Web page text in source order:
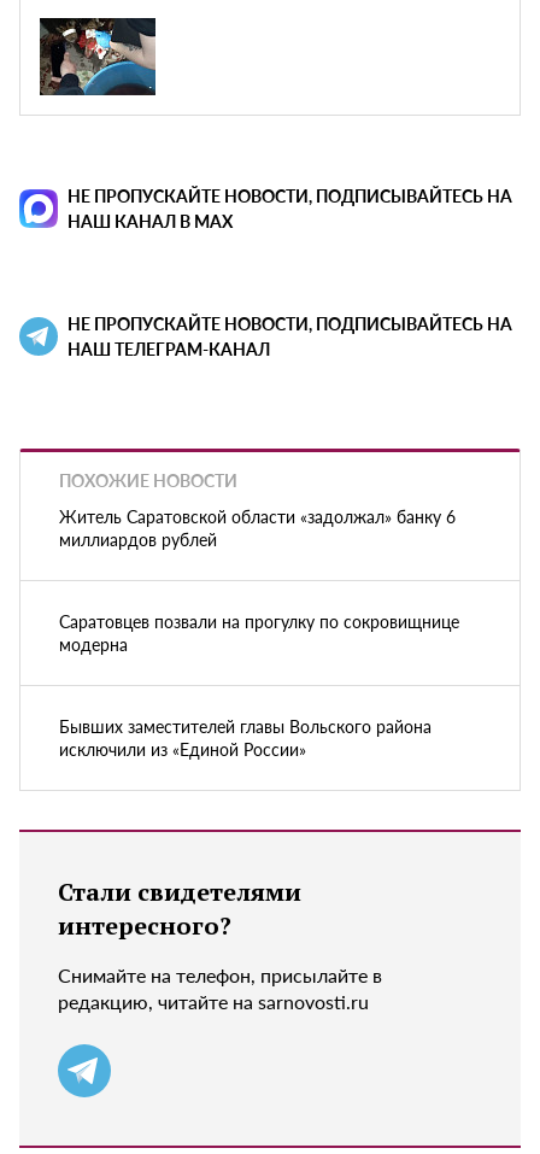
НЕ ПРОПУСКАЙТЕ НОВОСТИ, ПОДПИСЫВАЙТЕСЬ НА
НАШ КАНАЛ В MAX
НЕ ПРОПУСКАЙТЕ НОВОСТИ, ПОДПИСЫВАЙТЕСЬ НА
НАШ ТЕЛЕГРАМ-КАНАЛ
ПОХОЖИЕ НОВОСТИ
Житель Саратовской области «задолжал» банку 6
миллиардов рублей
Саратовцев позвали на прогулку по сокровищнице
модерна
Бывших заместителей главы Вольского района
исключили из «Единой России»
Стали свидетелями
интересного?
Снимайте на телефон, присылайте в
редакцию, читайте на sarnovosti.ru